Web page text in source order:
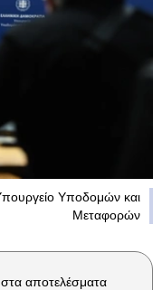
Υποδομών και
Μεταφορών
αποτελέσματα